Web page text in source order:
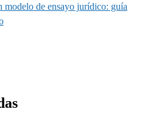
modelo de ensayo jurídico: guía